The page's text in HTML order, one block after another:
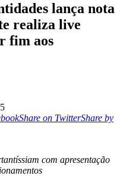
lança nota
realiza live
fim aos
Share on TwitterShare by
com apresentação